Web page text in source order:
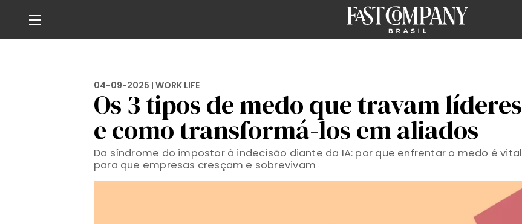
04-09-2025 | WORK LIFE
Os 3 tipos de medo que travam líderes
e como transformá-los em aliados
Da síndrome do impostor à indecisão diante da IA: por que enfrentar o medo é vital
para que empresas cresçam e sobrevivam